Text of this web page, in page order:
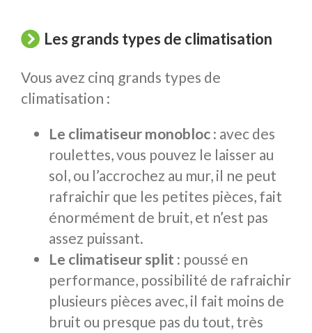
Les grands types de climatisation
Vous avez cinq grands types de
climatisation :
Le climatiseur monobloc : avec des
roulettes, vous pouvez le laisser au
sol, ou l’accrochez au mur, il ne peut
rafraichir que les petites pièces, fait
énormément de bruit, et n’est pas
assez puissant.
Le climatiseur split : poussé en
performance, possibilité de rafraichir
plusieurs pièces avec, il fait moins de
bruit ou presque pas du tout, très